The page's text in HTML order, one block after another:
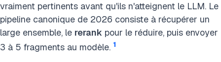
vraiment pertinents avant qu'ils n'atteignent le LLM. Le
pipeline canonique de 2026 consiste à récupérer un
large ensemble, le rerank pour le réduire, puis envoyer
3 à 5 fragments au modèle. 1